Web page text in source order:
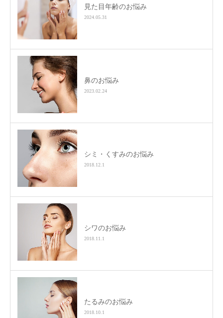
見た目年齢のお悩み
2024.05.31
鼻のお悩み
2023.02.24
シミ・くすみのお悩み
2018.12.1
シワのお悩み
2018.11.1
たるみのお悩み
2018.10.1